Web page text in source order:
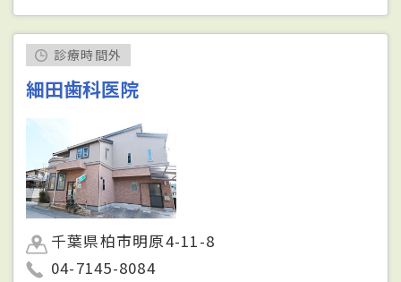
診療時間外
細田歯科医院
千葉県柏市明原4-11-8
04-7145-8084